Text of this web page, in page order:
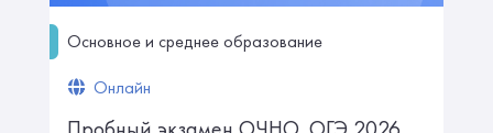
Основное и среднее образование
Онлайн